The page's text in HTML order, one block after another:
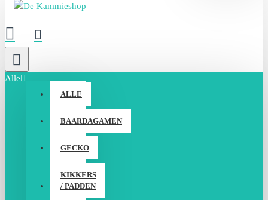
Alle
ALLE
BAARDAGAMEN
GECKO
KIKKERS
/ PADDEN